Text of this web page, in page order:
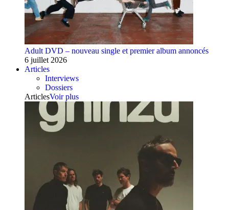
Adult DVD – nouveau single et premier album annoncés
6 juillet 2026
Articles
Interviews
Dossiers
ArticlesVoir plus